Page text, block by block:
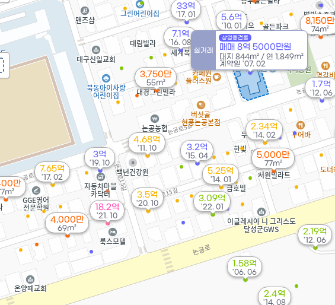
8,150만
74m²
3,750만
55m²
4,000만
69m²
만
5,000만
77m²
3.09억
'22. 01
18.2억
'21. 10
3.5억
'20. 10
3억
'19. 10
7.65억
'17. 02
33억
'17. 01
7.1억
'16. 08
3.2억
'15. 04
2.4억
'14. 08
2.34억
'14. 02
5.25억
'14. 01
1.7억
'12. 06
2.19억
'12. 06
4.68억
'11. 10
1.18억
131m²
5.6억
'10. 01
실거래
상업용건물
매매 8억 5000만원
대지 844m² / 연 1,849m²
계약일 '07. 02
1.58억
'06. 06